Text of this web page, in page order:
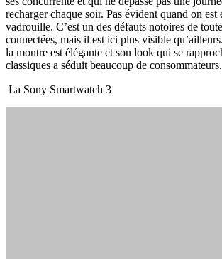
recharger chaque soir. Pas évident quand on est
vadrouille. C’est un des défauts notoires de
connectées, mais il est ici plus visible
la montre est élégante et son look qui se
classiques a séduit beaucoup de consommateurs.
La Sony Smartwatch 3